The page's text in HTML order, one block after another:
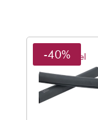
Sibel
-40%